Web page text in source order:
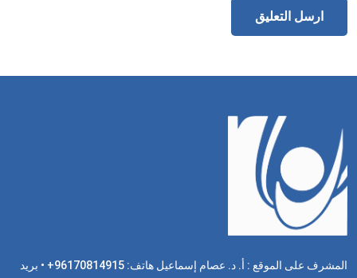
المشرف على الموقع : أ. د. عصام إسماعيل هاتف: 96170814915+ • بريد